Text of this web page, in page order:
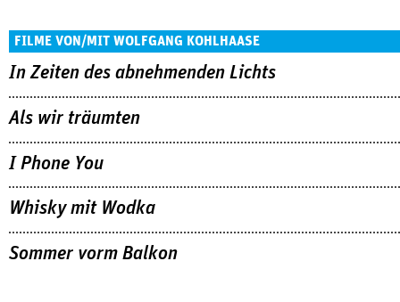
FILME VON/MIT WOLFGANG KOHLHAASE
In Zeiten des abnehmenden Lichts
Als wir träumten
I Phone You
Whisky mit Wodka
Sommer vorm Balkon